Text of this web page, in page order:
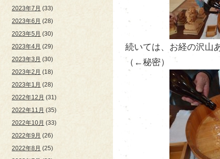
2023年7月 (33)
2023年6月 (28)
2023年5月 (30)
2023年4月 (29)
2023年3月 (30)
2023年2月 (18)
2023年1月 (28)
2022年12月 (31)
2022年11月 (35)
2022年10月 (33)
2022年9月 (26)
2022年8月 (25)
続いては、お経の沢山
（←秘密）